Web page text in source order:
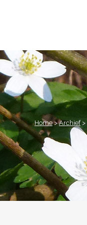
Home>Archief>